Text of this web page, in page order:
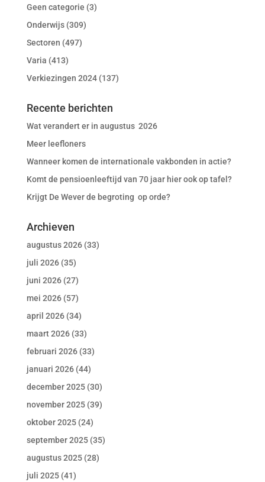
Geen categorie (3)
Onderwijs(309)
Sectoren (497)
Varia (413)
Verkiezingen 2024(137)
Recente berichten
Wat verandert er in augustus 2026
Meer leefloners
Wanneer komen de internationale vakbonden in actie?
Komt de pensioenleeftijd van 70 jaar hier ook op tafel?
Krijgt De Wever de begroting op orde?
Archieven
augustus 2026(33)
juli 2026(35)
juni 2026(27)
mei 2026(57)
april 2026(34)
maart 2026(33)
februari 2026(33)
januari 2026(44)
december 2025(30)
november 2025(39)
oktober 2025(24)
september 2025(35)
augustus 2025(28)
juli 2025(41)